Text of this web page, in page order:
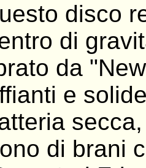
disco
di
da
e
di brani